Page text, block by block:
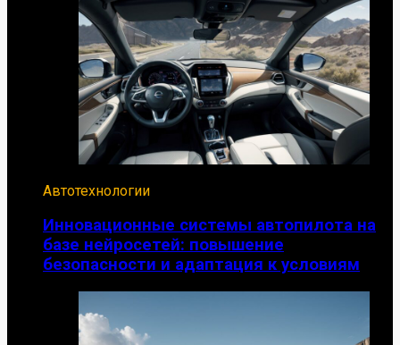
Автотехнологии
Инновационные системы автопилота на
базе нейросетей: повышение
безопасности и адаптация к условиям